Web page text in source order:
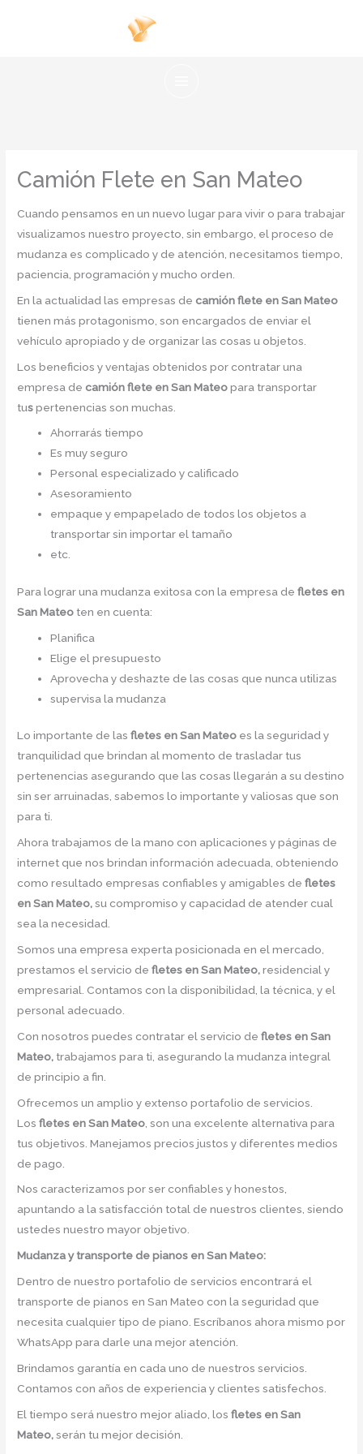
Camión Flete en San Mateo
Cuando pensamos en un nuevo lugar para vivir o para trabajar
visualizamos nuestro proyecto, sin embargo, el proceso de
mudanza es complicado y de atención, necesitamos tiempo,
paciencia, programación y mucho orden.
En la actualidad las empresas de camión flete en San Mateo
tienen más protagonismo, son encargados de enviar el
vehículo apropiado y de organizar las cosas u objetos.
Los beneficios y ventajas obtenidos por contratar una
empresa de camión flete en San Mateopara transportar
tuspertenencias son muchas.
Ahorrarás tiempo
Es muy seguro
Personal especializado y calificado
Asesoramiento
empaque y empapelado de todos los objetos a
transportar sin importar el tamaño
etc.
Para lograr una mudanza exitosa con la empresa defletes en
San Mateo ten en cuenta:
Planifica
Elige el presupuesto
Aprovecha y deshazte de las cosas que nunca utilizas
supervisa la mudanza
Lo importante de lasfletes en San Mateo es la seguridad y
tranquilidad que brindan al momento de trasladar tus
pertenencias asegurando que las cosas llegarán a su destino
sin ser arruinadas, sabemos lo importante y valiosas que son
para ti.
Ahora trabajamos de la mano con aplicaciones y páginas de
internet que nos brindan información adecuada, obteniendo
como resultado empresas confiables y amigables defletes
en San Mateo,su compromiso y capacidad de atender cual
sea la necesidad.
Somos una empresa experta posicionada en el mercado,
prestamos el servicio defletes en San Mateo,residencial y
empresarial. Contamos con la disponibilidad, la técnica, y el
personal adecuado.
Con nosotros puedes contratar el servicio defletes en San
Mateo, trabajamos para ti, asegurando la mudanza integral
de principio a fin.
Ofrecemos un amplio y extenso portafolio de servicios.
Losfletes en San Mateo , son una excelente alternativa para
tus objetivos. Manejamos precios justos y diferentes medios
de pago.
Nos caracterizamos por ser confiables y honestos,
apuntando a la satisfacción total de nuestros clientes, siendo
ustedes nuestro mayor objetivo.
Mudanza y transporte de pianos en San Mateo:
Dentro de nuestro portafolio de servicios encontrará el
transporte de pianos en San Mateo con la seguridad que
necesita cualquier tipo de piano. Escríbanos ahora mismo por
WhatsApp para darle una mejor atención.
Brindamos garantía en cada uno de nuestros servicios.
Contamos con años de experiencia y clientes satisfechos.
El tiempo será nuestro mejor aliado, losfletes en San
Mateo,serán tu mejor decisión.